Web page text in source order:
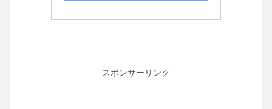
スポンサーリンク